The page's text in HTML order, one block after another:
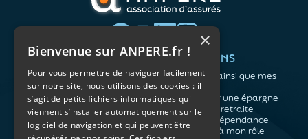
QUI SOMMES-NOUS ?
L'association
Notre organisation
L’équipe
Les atouts du contrat
associatif
VOS BESOINS
Me protéger ainsi que mes
proches
Me constituer une épargne
Préparer ma retraite
Anticiper la dépendance
Me préparer à mon rôle
×
Bienvenue sur ANPERE.fr !
Pour vous permettre de naviguer facilement
sur notre site, nous utilisons des cookies : il
s’agit de petits fichiers informatiques qui
viennent s’installer automatiquement sur le
logiciel de navigation et qui peuvent être